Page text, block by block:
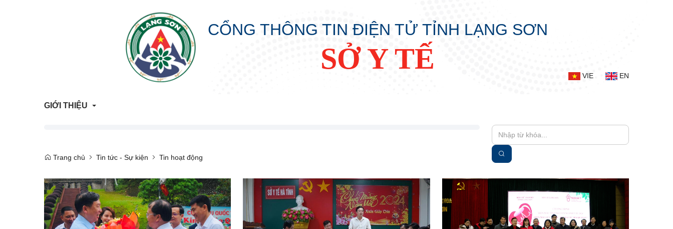
CỔNG THÔNG TIN ĐIỆN TỬ TỈNH LẠNG SƠN
SỞ Y TẾ
VIE EN
GIỚI THIỆU
Liên hệ
Lịch sử hình thành
Trang chủ Tin tức - Sự kiện Tin hoạt động